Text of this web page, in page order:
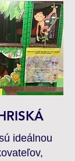
ideálnou